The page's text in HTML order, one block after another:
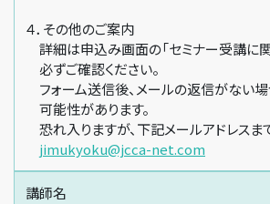
４．その他のご案内
詳細は申込み画面の「セミナー受講に
必ずご確認ください。
フォーム送信後、メールの返信がない
可能性があります。
恐れ入りますが、下記メールアドレスま
jimukyoku@jcca-net.com
講師名